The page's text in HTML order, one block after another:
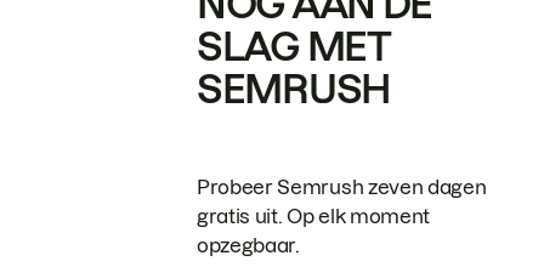
SLAG MET
SEMRUSH
Probeer Semrush zeven dagen
gratis uit. Op elk moment
opzegbaar.